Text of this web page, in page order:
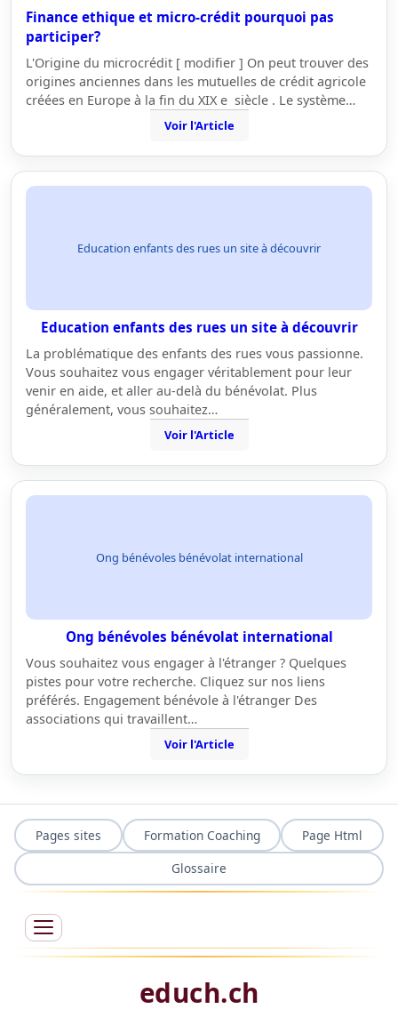
Finance ethique et micro-crédit pourquoi pas
participer?
L'Origine du microcrédit [ modifier ] On peut trouver des
origines anciennes dans les mutuelles de crédit agricole
créées en Europe à la fin du XIX e siècle . Le système…
Voir l'Article
Education enfants des rues un site à découvrir
Education enfants des rues un site à découvrir
La problématique des enfants des rues vous passionne.
Vous souhaitez vous engager véritablement pour leur
venir en aide, et aller au-delà du bénévolat. Plus
généralement, vous souhaitez…
Voir l'Article
Ong bénévoles bénévolat international
Ong bénévoles bénévolat international
Vous souhaitez vous engager à l'étranger ? Quelques
pistes pour votre recherche. Cliquez sur nos liens
préférés. Engagement bénévole à l'étranger Des
associations qui travaillent…
Voir l'Article
Pages sites Formation Coaching
Page Html
Glossaire
educh.ch